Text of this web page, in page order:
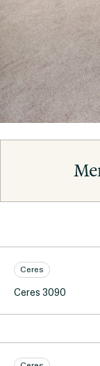
Ceres
Ceres 3090